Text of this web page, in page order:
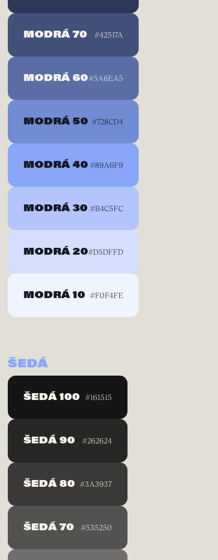
MODRÁ 70 #42517A
MODRÁ 60#5A6EA5
MODRÁ 50 #728CD4
MODRÁ 40 #89A6F9
MODRÁ 30 #B4C5FC
MODRÁ 20#D5DFFD
MODRÁ 10 #F0F4FE
ŠEDÁ
ŠEDÁ 100 #161515
ŠEDÁ 90 #262624
ŠEDÁ 80 #3A3937
ŠEDÁ 70 #535250